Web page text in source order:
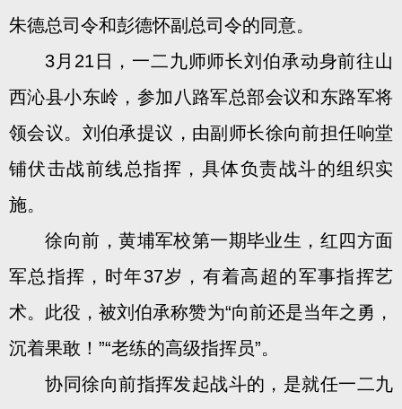
朱德总司令和彭德怀副总司令的同意。
3月21日，一二九师师长刘伯承动身前往山
西沁县小东岭，参加八路军总部会议和东路军将
领会议。刘伯承提议，由副师长徐向前担任响堂
铺伏击战前线总指挥，具体负责战斗的组织实
施。
徐向前，黄埔军校第一期毕业生，红四方面
军总指挥，时年37岁，有着高超的军事指挥艺
术。此役，被刘伯承称赞为“向前还是当年之勇，
沉着果敢！”“老练的高级指挥员”。
协同徐向前指挥发起战斗的，是就任一二九